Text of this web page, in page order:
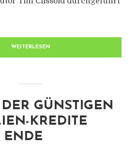
WEITERLESEN
GÜNSTIGEN
KREDITE
ENDE